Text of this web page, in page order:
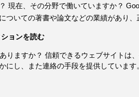
現在、その分野で働いていますか？
ついての著書や論文などの業績があり、
ョンを読む
りますか？ 信頼できるウェブサイトは
し、また連絡の手段を提供しています